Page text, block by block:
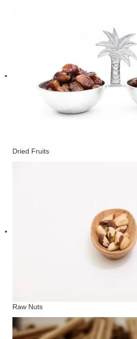
Dried Fruits
Raw Nuts